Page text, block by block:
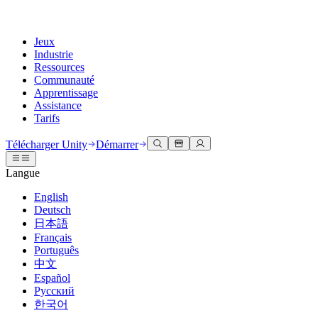
Jeux
Industrie
Ressources
Communauté
Apprentissage
Assistance
Tarifs
Moteur Unity
Créez des jeux 2D et 3D pour n'importe quelle plateforme
Collaboration
Collaborez et itérez rapidement avec votre équipe
Télécharger Unity
Offres et tarifs
Déployez
Multiplateforme
Collaboration 3D
Construisez et révisez des projets 3D en temps réel
Formation immersive
Entraînez-vous dans des environnements immersifs
Expériences client
Créez des expériences interactives 3D
Secteurs
Fabrication
Documentation
Outils de développement
Versions de publication et suivi des problèmes
Feuille de route
Examiner les fonctionnalités à venir
Glossaire
Discussions
Événements
Événements mondiaux et locaux
Histoires de la communauté
Made with Unity
Mise en avant des créateurs Unity
Unity Learn
Maîtrisez les compétences Unity gratuitement
Formation professionnelle
Améliorez votre équipe avec des formateurs Unity
Vous découvrez Unity ?
Démarrer
Démarrez votre apprentissage
Parcours essentiels Unity
Obtenir de l'aide
Vous aider à réussir avec Unity
Plans de succès
Atteignez vos objectifs plus rapidement avec un support expert
FAQ
Réponses aux questions courantes
Contactez-nous.
Connectez-vous avec notre équipe
Télécharger Unity Démarrer
Langue
English
Deutsch
日本語
Français
Português
中文
Español
Русский
한국어